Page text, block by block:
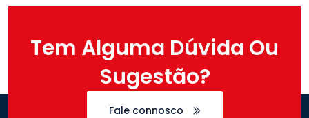
Tem Alguma Dúvida Ou
Sugestão?
Fale connosco